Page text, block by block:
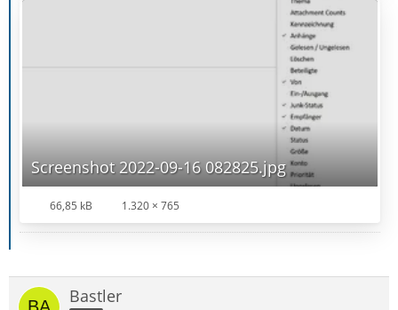
Screenshot 2022-09-16 082825.jpg
66,85 kB 1.320 × 765
Bastler